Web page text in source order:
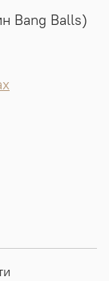
Bang Balls)